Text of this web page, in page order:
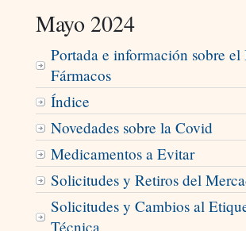
Mayo 2024
Portada e información sobre
Fármacos
Índice
Novedades sobre la Covid
Medicamentos a Evitar
Solicitudes y Retiros del
Solicitudes y Cambios al
Técnica